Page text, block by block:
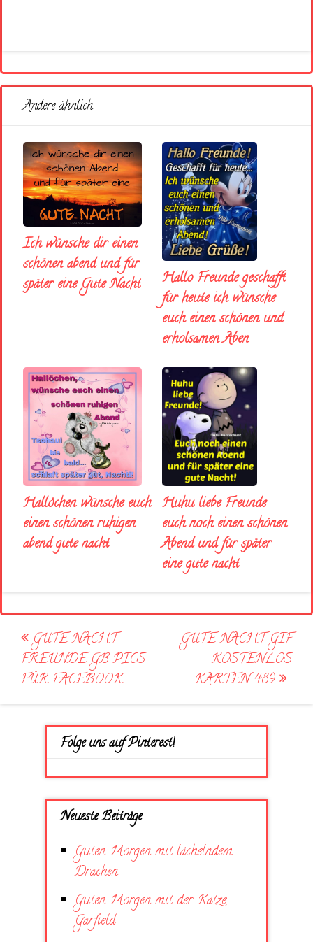
Andere ähnlich
Ich wünsche dir einen
schönen abend und fúr
später eine Gute Nacht
Hallo Freunde geschafft
für heute ich wünsche
euch einen schönen und
erholsamen Aben
Hallöchen wünsche euch
einen schönen ruhigen
abend gute nacht
Huhu liebe Freunde
euch noch einen schönen
Abend und für später
eine gute nacht
Post
navigation
GUTE NACHT
FREUNDE GB PICS
FÜR FACEBOOK
GUTE NACHT GIF
KOSTENLOS
KARTEN 489
Folge uns auf Pinterest!
Neueste Beiträge
Guten Morgen mit lächelndem
Drachen
Guten Morgen mit der Katze
Garfield